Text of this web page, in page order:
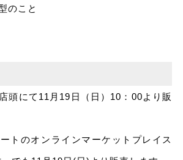
のこと
頭にて11⽉19⽇（⽇）10：00より販
トのオンラインマーケットプレイス